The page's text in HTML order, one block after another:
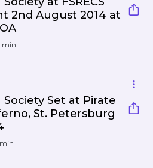
2nd August 2014 at
min
Set at Pirate
St. Petersburg